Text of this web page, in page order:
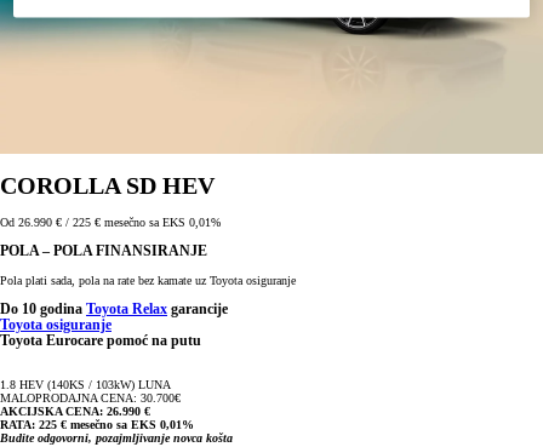
COROLLA SD HEV
Od 26.990 € / 225 € mesečno sa EKS 0,01%
POLA – POLA FINANSIRANJE
Pola plati sada, pola na rate bez kamate uz Toyota osiguranje
Do 10 godina Toyota Relax garancije
Toyota osiguranje
Toyota Eurocare pomoć na putu
1.8 HEV (140KS / 103kW) LUNA
MALOPRODAJNA CENA: 30.700€
AKCIJSKA CENA: 26.990 €
RATA: 225 € mesečno sa EKS 0,01%
Budite odgovorni, pozajmljivanje novca košta